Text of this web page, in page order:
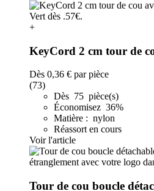
+
KeyCord 2 cm tour de
Dès 0,36 € par pièce
(73)
Dès 75 pièce(s)
Économisez 36%
Matière : nylon
Réassort en cours
Voir l'article
Tour de cou boucle